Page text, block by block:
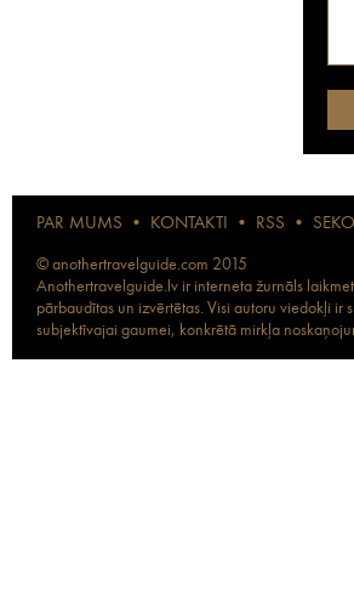
PAR MUMS • KONTAKTI • RSS •
© anothertravelguide.com 2015
Anothertravelguide.lv ir interneta žurnāls
pārbaudītas un izvērtētas. Visi autoru viedokļi
subjektīvajai gaumei, konkrētā mirkļa